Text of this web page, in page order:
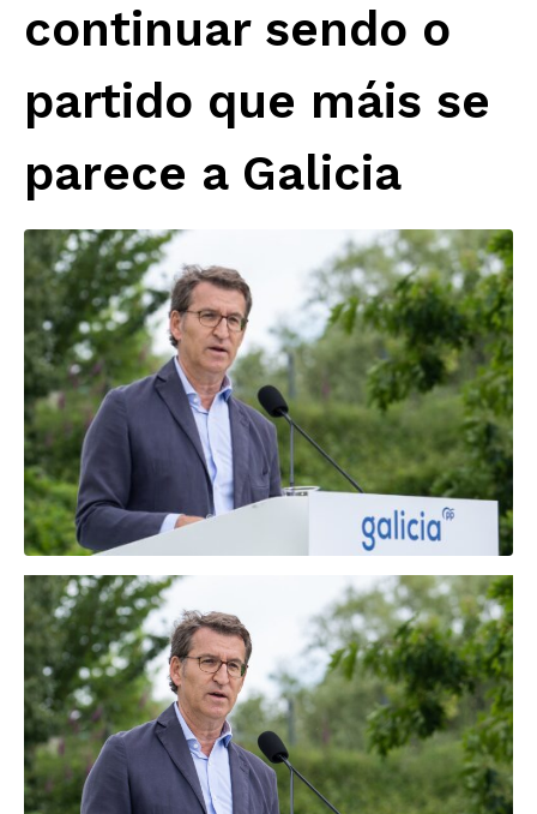
continuar sendo o
partido que máis se
parece a Galicia